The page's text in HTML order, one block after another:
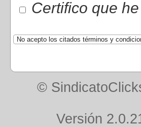
Certifico que
©
Versión